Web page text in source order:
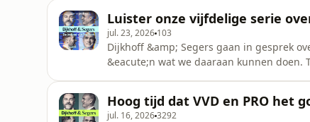
Luister onze vijfdelige serie
jul. 23, 2026 103
Dijkhoff &amp; Segers gaan in gesprek
&eacute;n wat we daaraan kunnen doen.
Gert-Jan Segers gaan o
Hoog tijd dat VVD en PRO het
jul. 16, 20263292